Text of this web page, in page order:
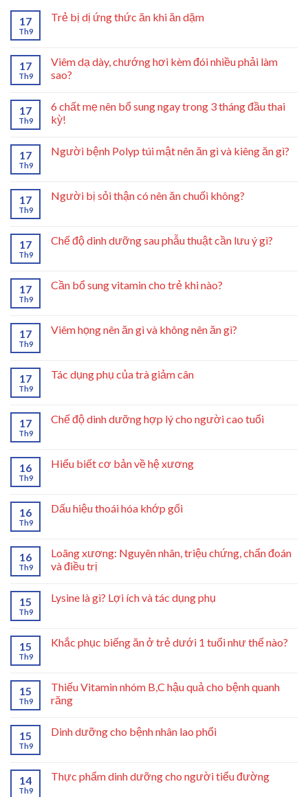
17
Th9
Trẻ bị dị ứng thức ăn khi ăn dặm
17
Th9
Viêm dạ dày, chướng hơi kèm đói nhiều phải làm
sao?
17
Th9
6 chất mẹ nên bổ sung ngay trong 3 tháng đầu thai
kỳ!
17
Th9
Người bệnh Polyp túi mật nên ăn gì và kiêng ăn gì?
17
Th9
Người bị sỏi thận có nên ăn chuối không?
17
Th9
Chế độ dinh dưỡng sau phẫu thuật cần lưu ý gì?
17
Th9
Cần bổ sung vitamin cho trẻ khi nào?
17
Th9
Viêm họng nên ăn gì và không nên ăn gì?
17
Th9
Tác dụng phụ của trà giảm cân
17
Th9
Chế độ dinh dưỡng hợp lý cho người cao tuổi
16
Th9
Hiểu biết cơ bản về hệ xương
16
Th9
Dấu hiệu thoái hóa khớp gối
16
Th9
Loãng xương: Nguyên nhân, triệu chứng, chẩn đoán
và điều trị
15
Th9
Lysine là gì? Lợi ích và tác dụng phụ
15
Th9
Khắc phục biếng ăn ở trẻ dưới 1 tuổi như thế nào?
15
Th9
Thiếu Vitamin nhóm B,C hậu quả cho bệnh quanh
răng
15
Th9
Dinh dưỡng cho bệnh nhân lao phổi
14
Th9
Thực phẩm dinh dưỡng cho người tiểu đường